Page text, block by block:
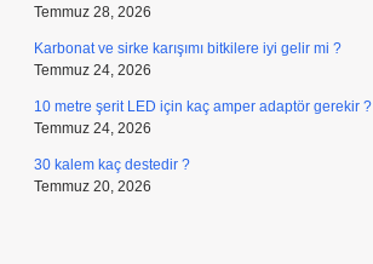
Temmuz 28, 2026
Karbonat ve sirke karışımı bitkilere iyi gelir mi ?
Temmuz 24, 2026
10 metre şerit LED için kaç amper adaptör gerekir ?
Temmuz 24, 2026
30 kalem kaç destedir ?
Temmuz 20, 2026